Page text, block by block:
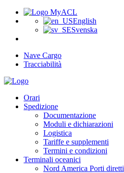
English
Svenska
Nave Cargo
Tracciabilità
Orari
Spedizione
Documentazione
Moduli e dichiarazioni
Logistica
Tariffe e supplementi
Termini e condizioni
Terminali oceanici
Nord America Porti diretti